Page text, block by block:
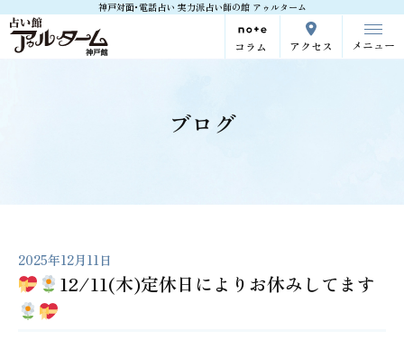
神戸対面･電話占い 実力派占い師の館 アゥルターム
コラム アクセス メニュー
ブログ
2025年12月11日
12/11(木)定休日によりお休みしてます